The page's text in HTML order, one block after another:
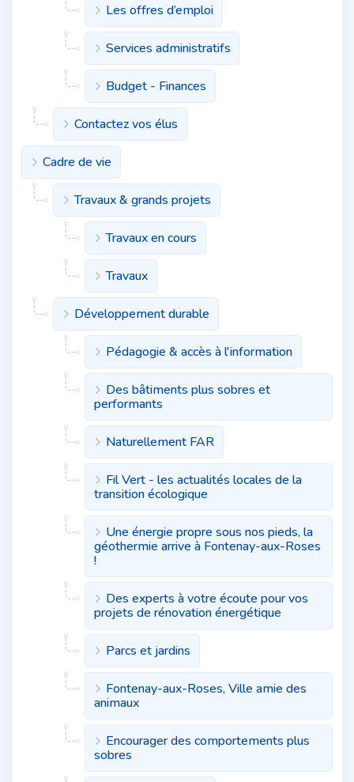
Les offres d’emploi
Services administratifs
Budget - Finances
Contactez vos élus
Cadre de vie
Travaux & grands projets
Travaux en cours
Travaux
Développement durable
Pédagogie & accès à l'information
Des bâtiments plus sobres et
performants
Naturellement FAR
Fil Vert - les actualités locales de la
transition écologique
Une énergie propre sous nos pieds, la
géothermie arrive à Fontenay-aux-Roses
!
Des experts à votre écoute pour vos
projets de rénovation énergétique
Parcs et jardins
Fontenay-aux-Roses, Ville amie des
animaux
Encourager des comportements plus
sobres